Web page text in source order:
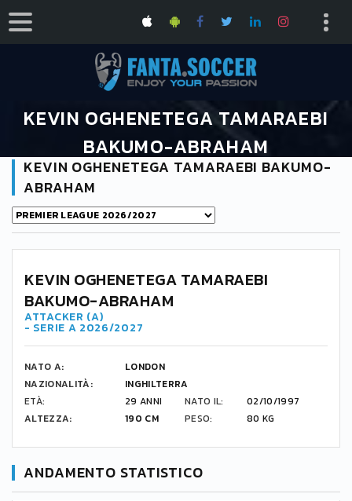
KEVIN OGHENETEGA TAMARAEBI
BAKUMO-ABRAHAM
HOME
KEVIN OGHENETEGA TAMARAEBI BAKUMO-ABRAHAM
KEVIN OGHENETEGA TAMARAEBI BAKUMO-
ABRAHAM
KEVIN OGHENETEGA TAMARAEBI
BAKUMO-ABRAHAM
ATTACKER (A)
- SERIE A 2026/2027
NATO A:
LONDON
NAZIONALITÀ:
INGHILTERRA
ETÀ:
29 ANNI NATO IL:
02/10/1997
ALTEZZA:
190 CM PESO: 80 KG
ANDAMENTO STATISTICO